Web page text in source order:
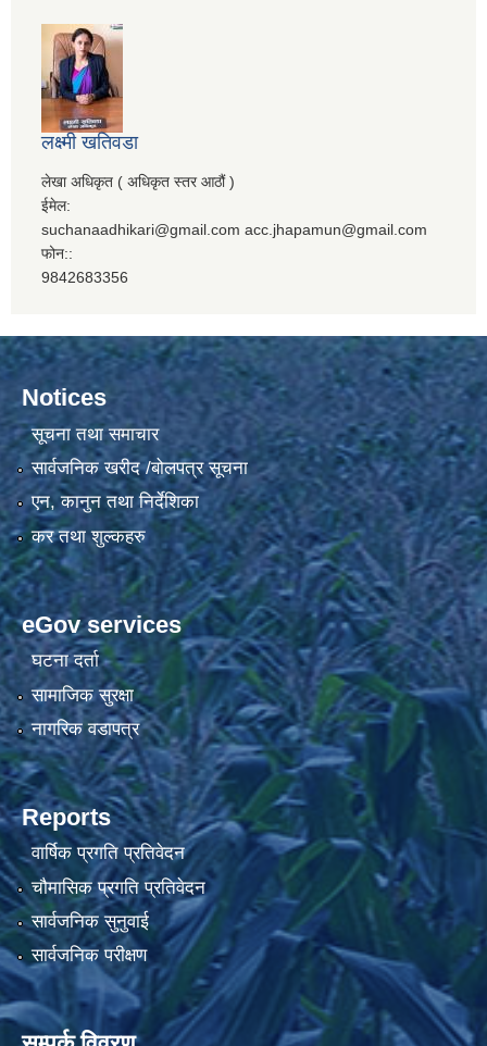
लक्ष्मी खतिवडा
लेखा अधिकृत ( अधिकृत स्तर आठौं )
ईमेल:
suchanaadhikari@gmail.com acc.jhapamun@gmail.com
फोन::
9842683356
Notices
सूचना तथा समाचार
सार्वजनिक खरीद /बोलपत्र सूचना
एन, कानुन तथा निर्देशिका
कर तथा शुल्कहरु
eGov services
घटना दर्ता
सामाजिक सुरक्षा
नागरिक वडापत्र
Reports
वार्षिक प्रगति प्रतिवेदन
चौमासिक प्रगति प्रतिवेदन
सार्वजनिक सुनुवाई
सार्वजनिक परीक्षण